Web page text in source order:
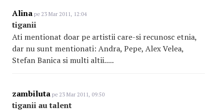
Alina pe 23 Mar 2011, 12:04
tiganii
Ati mentionat doar pe artistii care-si recunosc etnia,
dar nu sunt mentionati: Andra, Pepe, Alex Velea,
Stefan Banica si multi altii.....
zambiluta pe 23 Mar 2011, 09:50
tiganii au talent